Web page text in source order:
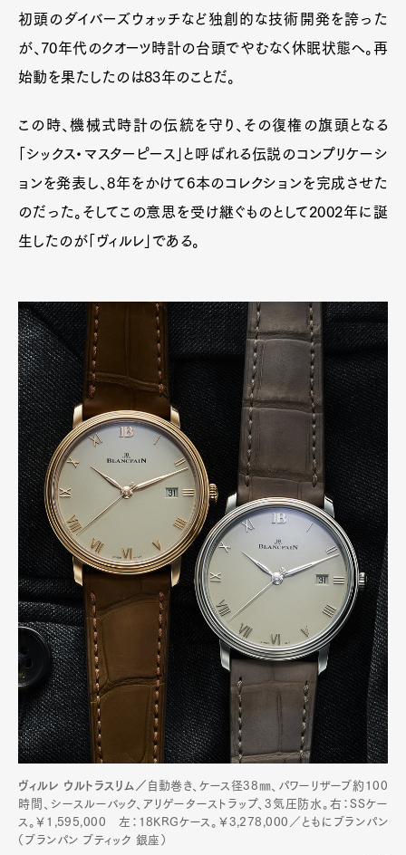
初頭のダイバーズウォッチなど独創的な技術開発を誇った
が、70年代のクオーツ時計の台頭でやむなく休眠状態へ。再
始動を果たしたのは83年のことだ。
この時、機械式時計の伝統を守り、その復権の旗頭となる
「シックス・マスターピース」と呼ばれる伝説のコンプリケーシ
ョンを発表し、8年をかけて6本のコレクションを完成させた
のだった。そしてこの意思を受け継ぐものとして2002年に誕
生したのが「ヴィルレ」である。
ヴィルレ ウルトラスリム／ 自動巻き、ケース径38㎜、パワーリザーブ約100
時間、シースルーバック、アリゲーターストラップ、3気圧防水。右：SSケー
ス。￥1,595,000 左：18KRGケース。￥3,278,000／ともにブランパン
（ブランパン ブティック 銀座）